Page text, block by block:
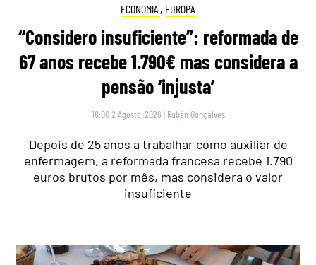
ECONOMIA , EUROPA
“Considero insuficiente”: reformada de
67 anos recebe 1.790€ mas considera a
pensão ‘injusta’
18:00 2 Agosto, 2026 | Rubén Gonçalves
Depois de 25 anos a trabalhar como auxiliar de
enfermagem, a reformada francesa recebe 1.790
euros brutos por mês, mas considera o valor
insuficiente